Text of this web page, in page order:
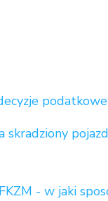
podatkowe
skradziony
- w jaki